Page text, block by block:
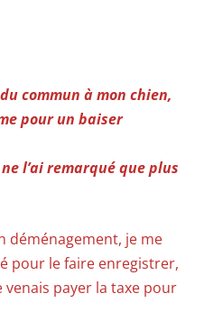
commun à mon chien,
pour un baiser
l’ai remarqué que plus
déménagement, je me
pour le faire enregistrer,
payer la taxe pour